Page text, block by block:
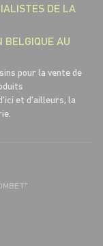
DE LA
BELGIQUE AU
pour la vente de
et d'ailleurs, la